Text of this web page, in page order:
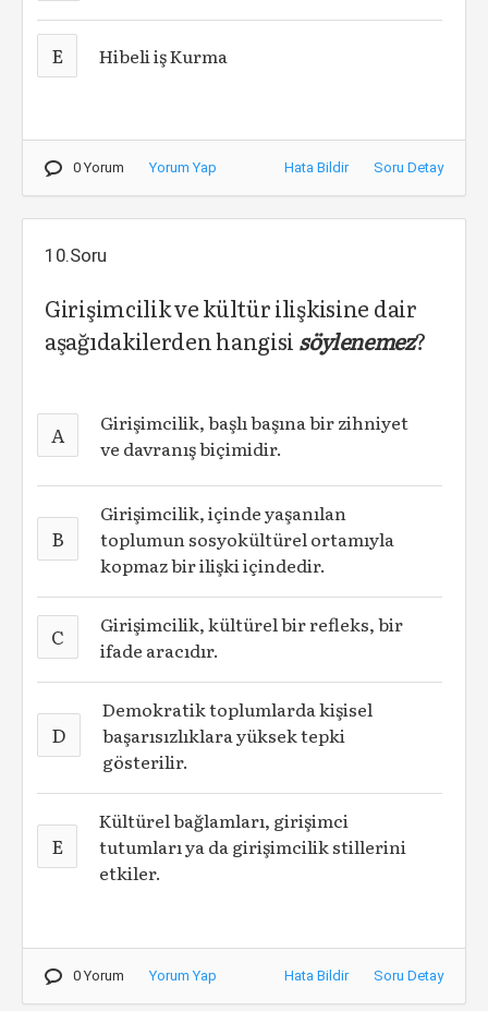
E Hibeli iş Kurma
0 Yorum Yorum Yap Hata Bildir Soru Detay
10.Soru
Girişimcilik ve kültür ilişkisine dair
aşağıdakilerden hangisi söylenemez?
A
Girişimcilik, başlı başına bir zihniyet
ve davranış biçimidir.
B
Girişimcilik, içinde yaşanılan
toplumun sosyokültürel ortamıyla
kopmaz bir ilişki içindedir.
C
Girişimcilik, kültürel bir refleks, bir
ifade aracıdır.
D
Demokratik toplumlarda kişisel
başarısızlıklara yüksek tepki
gösterilir.
E
Kültürel bağlamları, girişimci
tutumları ya da girişimcilik stillerini
etkiler.
0 Yorum Yorum Yap Hata Bildir Soru Detay